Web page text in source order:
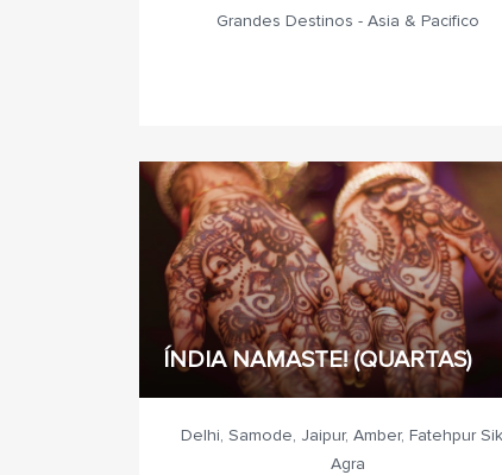
Grandes Destinos - Asia & Pacifico
ÍNDIA NAMASTE! (QUARTAS)
Delhi, Samode, Jaipur, Amber, Fatehpur
Agra